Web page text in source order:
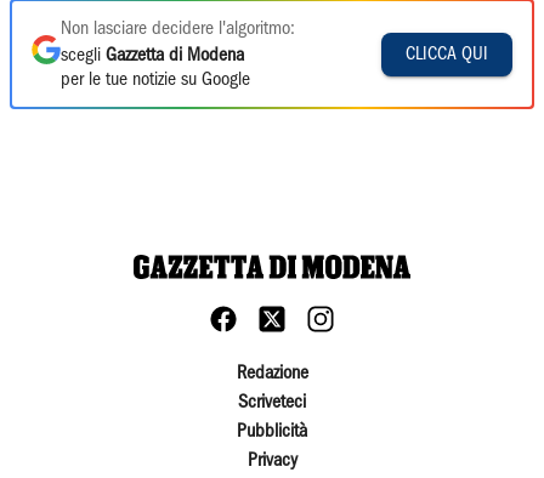
Non lasciare decidere l'algoritmo:
scegli Gazzetta di Modena
per le tue notizie su Google
CLICCA QUI
Redazione
Scriveteci
Pubblicità
Privacy